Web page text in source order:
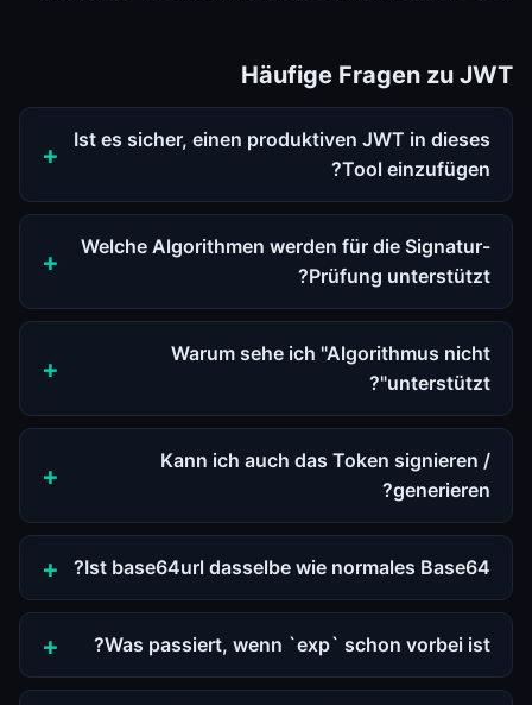
Häufige Fragen zu JWT
Ist es sicher, einen produktiven JWT in dieses
Tool einzufügen?
Welche Algorithmen werden für die Signatur-
Prüfung unterstützt?
Warum sehe ich "Algorithmus nicht
unterstützt"?
Kann ich auch das Token signieren /
generieren?
Ist base64url dasselbe wie normales Base64?
Was passiert, wenn `exp` schon vorbei ist?